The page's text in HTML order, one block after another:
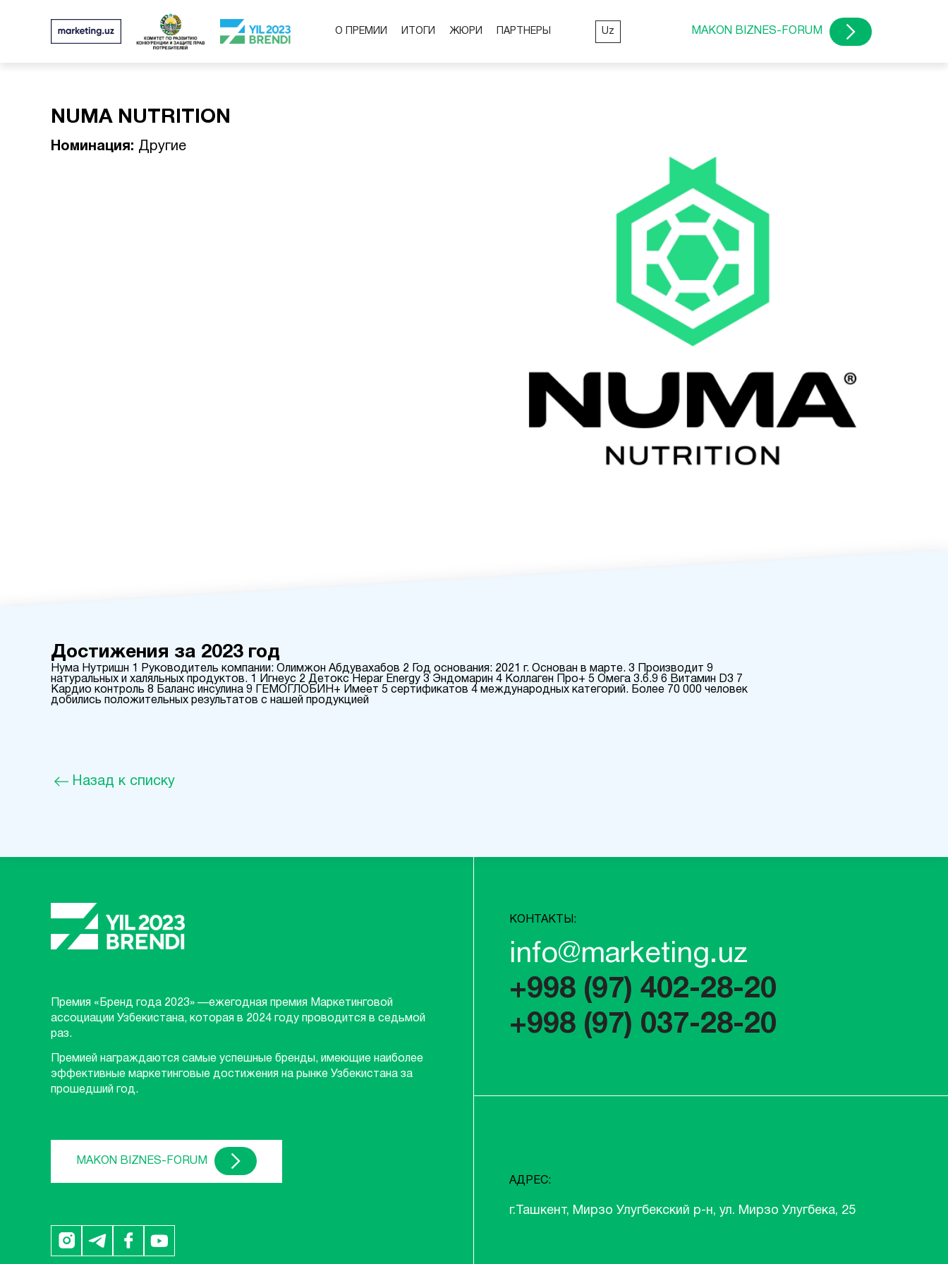
О ПРЕМИИ ИТОГИ ЖЮРИ ПАРТНЕРЫ Uz MAKON BIZNES-FORUM
NUMA NUTRITION
Номинация: Другие
Достижения за 2023 год
Нума Нутришн 1 Руководитель компании: Олимжон Абдувахабов 2 Год основания: 2021 г. Основан в марте. 3 Производит 9
натуральных и халяльных продуктов. 1 Игнеус 2 Детокс Hepar Energy 3 Эндомарин 4 Коллаген Про+ 5 Омега 3.6.9 6 Витамин D3 7
Кардио контроль 8 Баланс инсулина 9 ГЕМОГЛОБИН+ Имеет 5 сертификатов 4 международных категорий. Более 70 000 человек
добились положительных результатов с нашей продукцией
Назад к списку
Премия «Бренд года 2023» —ежегодная премия Маркетинговой
ассоциации Узбекистана, которая в 2024 году проводится в седьмой
раз.
Премией награждаются самые успешные бренды, имеющие наиболее
эффективные маркетинговые достижения на рынке Узбекистана за
прошедший год.
MAKON BIZNES-FORUM
КОНТАКТЫ:
info@marketing.uz
+998 (97) 402-28-20
+998 (97) 037-28-20
АДРЕС:
г.Ташкент, Мирзо Улугбекский р-н, ул. Мирзо Улугбека, 25